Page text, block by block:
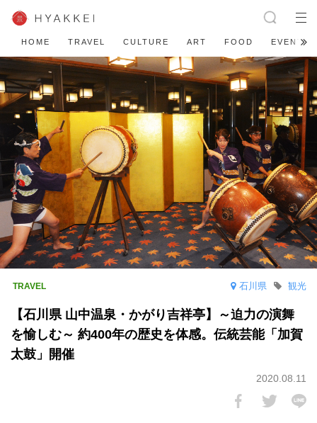
HOME TRAVEL CULTURE ART FOOD EVENT
石川県 観光
【石川県 山中温泉・かがり吉祥亭】～迫力の演舞
を愉しむ～ 約400年の歴史を体感。伝統芸能「加賀
太鼓」開催
2020.08.11